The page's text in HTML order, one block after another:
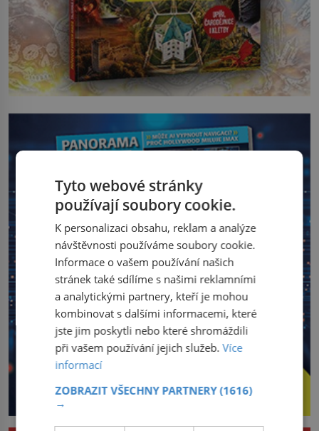
Tyto webové stránky
používají soubory cookie.
K personalizaci obsahu, reklam a analýze
návštěvnosti používáme soubory cookie.
Informace o vašem používání našich
stránek také sdílíme s našimi reklamními
a analytickými partnery, kteří je mohou
kombinovat s dalšími informacemi, které
jste jim poskytli nebo které shromáždili
při vašem používání jejich služeb.Více
informací
ZOBRAZIT VŠECHNY PARTNERY(1616)
→